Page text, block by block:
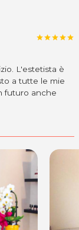
starstarstarstarstar
L'estetista è
a tutte le mie
futuro anche